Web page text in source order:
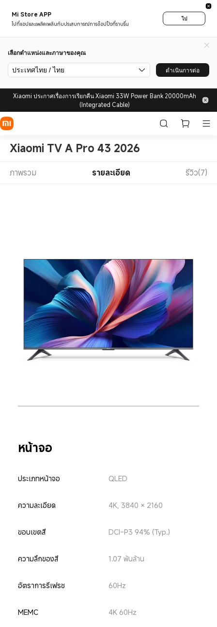
Mi Store APP
ไปที่แอปและเพลิดเพลินกับประสบการณ์การช็อปปิ้งที่ราบรื่น
ไป
เลือกตำแหน่งและภาษาของคุณ
ประเทศไทย / ไทย ดำเนินการต่อ
Xiaomi ประกาศเรื่องการเรียกคืน Xiaomi 33W Power Bank 20000mAh
(Integrated Cable)
Xiaomi TV A Pro 43 2026
ภาพรวม รายละเอียด รีวิว(7)
หน้าจอ
ประเภทหน้าจอ QLED
ความละเอียด 4K, 3840 × 2160
ขอบเขตสี DCI-P3 94% (Typ.)
ความลึกของสี 1.07 พันล้าน
อัตราการรีเฟรช 60Hz
MEMC 4K 60Hz